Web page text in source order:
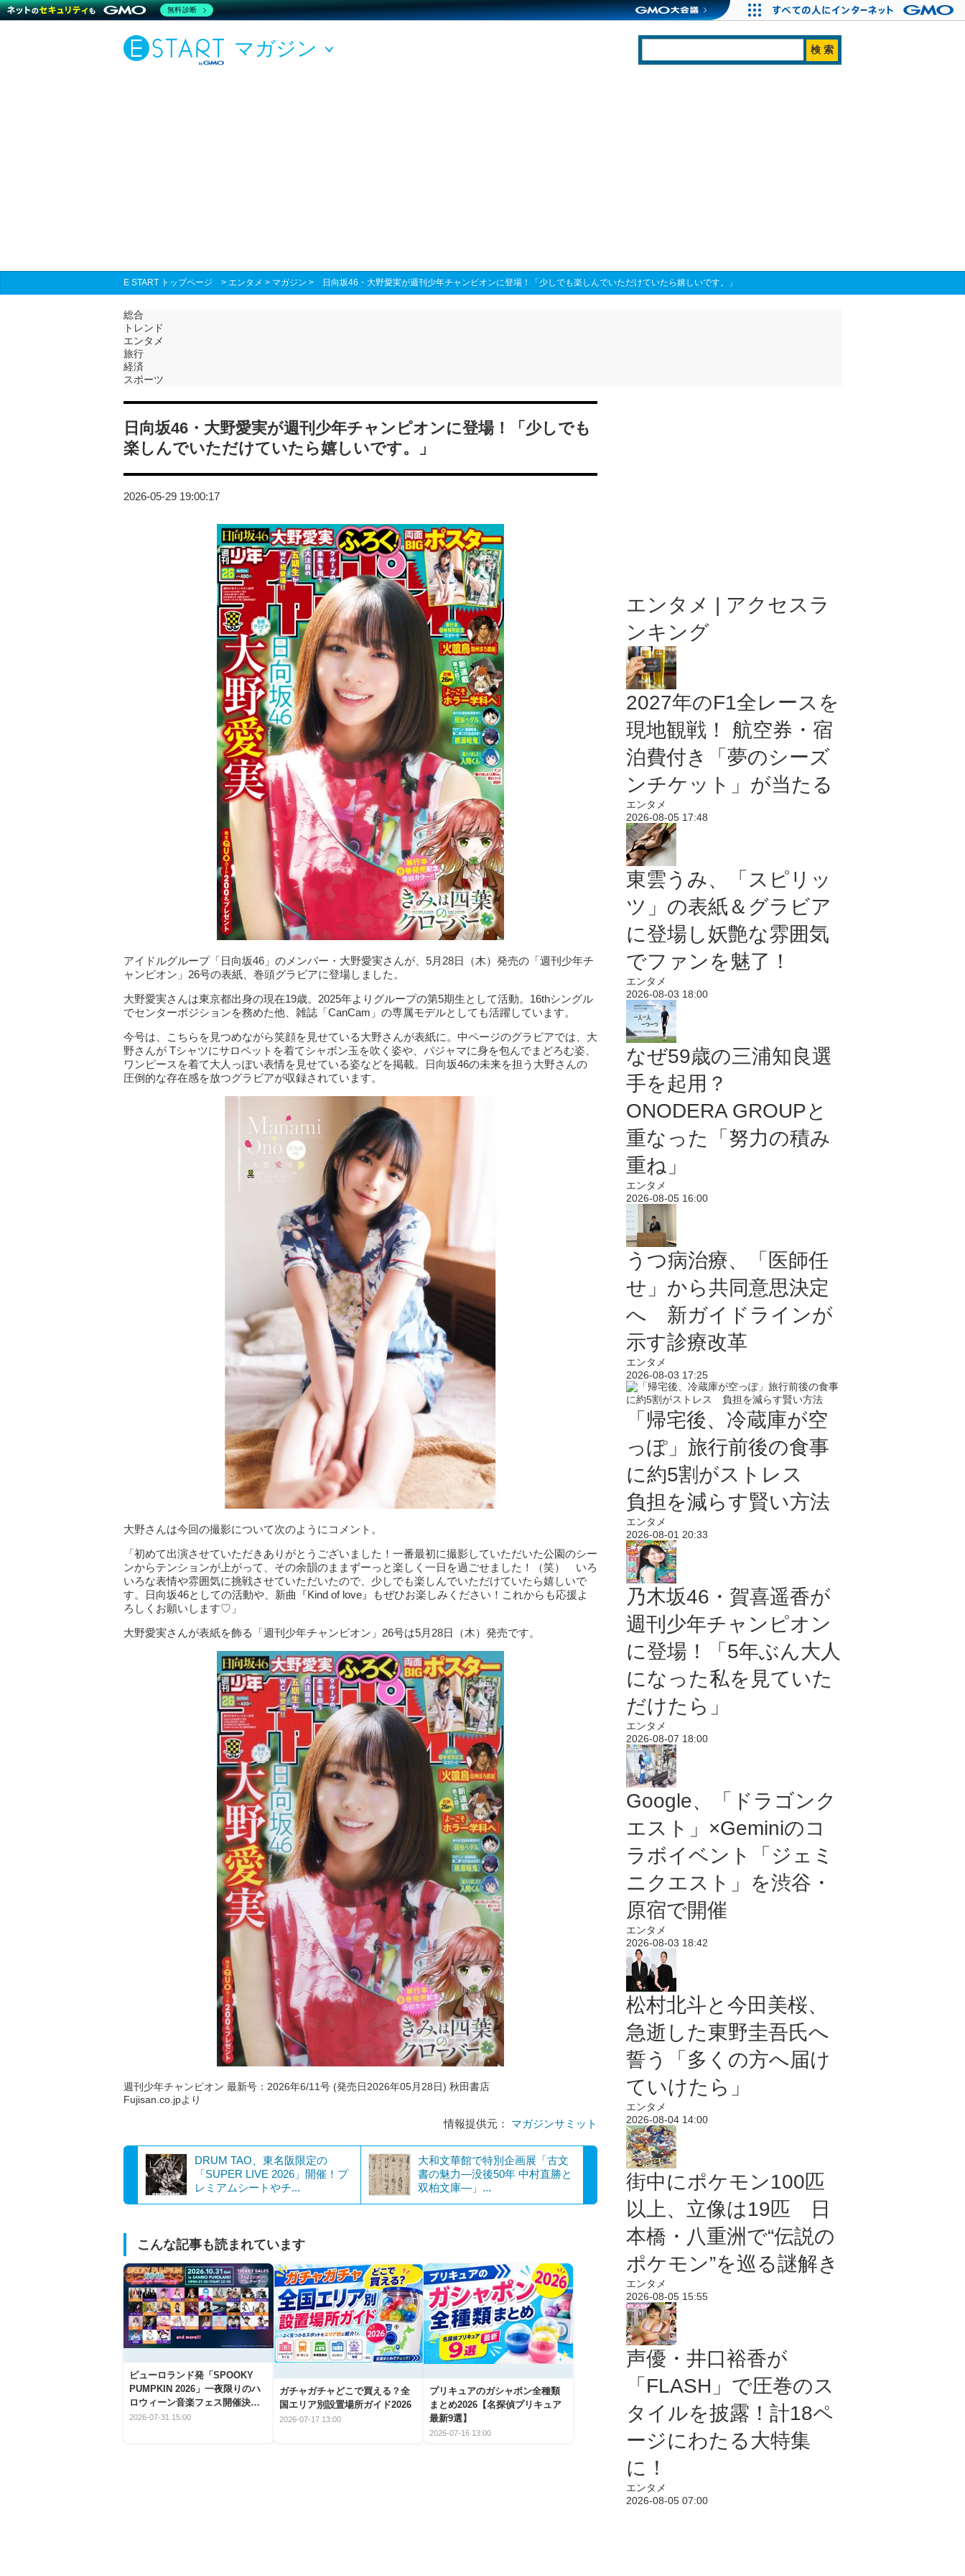
マガジン
E START トップページ > エンタメ > マガジン > 日向坂46・大野愛実が週刊少年チャンピオンに登場！「少しでも楽しんでいただけていたら嬉しいです。」
総合
トレンド
エンタメ
旅行
経済
スポーツ
日向坂46・大野愛実が週刊少年チャンピオンに登場！「少しでも
楽しんでいただけていたら嬉しいです。」
2026-05-29 19:00:17
アイドルグループ「日向坂46」のメンバー・大野愛実さんが、5月28日（木）発売の「週刊少年チ
ャンピオン」26号の表紙、巻頭グラビアに登場しました。
大野愛実さんは東京都出身の現在19歳。2025年よりグループの第5期生として活動。16thシングル
でセンターポジションを務めた他、雑誌「CanCam」の専属モデルとしても活躍しています。
今号は、こちらを見つめながら笑顔を見せている大野さんが表紙に。中ページのグラビアでは、大
野さんが Tシャツにサロペットを着てシャボン玉を吹く姿や、パジャマに身を包んでまどろむ姿、
ワンピースを着て大人っぽい表情を見せている姿などを掲載。日向坂46の未来を担う大野さんの
圧倒的な存在感を放つグラビアが収録されています。
大野さんは今回の撮影について次のようにコメント。
「初めて出演させていただきありがとうございました！一番最初に撮影していただいた公園のシー
ンからテンションが上がって、その余韻のままずーっと楽しく一日を過ごせました！（笑） いろ
いろな表情や雰囲気に挑戦させていただいたので、少しでも楽しんでいただけていたら嬉しいで
す。日向坂46としての活動や、新曲『Kind of love』もぜひお楽しみください！これからも応援よ
ろしくお願いします♡」
大野愛実さんが表紙を飾る「週刊少年チャンピオン」26号は5月28日（木）発売です。
週刊少年チャンピオン 最新号：2026年6/11号 (発売日2026年05月28日) 秋田書店
Fujisan.co.jpより
情報提供元： マガジンサミット
DRUM TAO、東名阪限定の
「SUPER LIVE 2026」開催！プ
レミアムシートやチ...
大和文華館で特別企画展「古文
書の魅力―没後50年 中村直勝と
双柏文庫―」...
こんな記事も読まれています
ピューロランド発「SPOOKY
PUMPKIN 2026」一夜限りのハ
ロウィーン音楽フェス開催決
定！
2026-07-31 15:00
ガチャガチャどこで買える？全
国エリア別設置場所ガイド2026
2026-07-17 13:00
プリキュアのガシャポン全種類
まとめ2026【名探偵プリキュア
最新9選】
2026-07-16 13:00
エンタメ | アクセスラ
ンキング
2027年のF1全レースを
現地観戦！ 航空券・宿
泊費付き「夢のシーズ
ンチケット」が当たる
エンタメ
2026-08-05 17:48
東雲うみ、「スピリッ
ツ」の表紙＆グラビア
に登場し妖艶な雰囲気
でファンを魅了！
エンタメ
2026-08-03 18:00
なぜ59歳の三浦知良選
手を起用？
ONODERA GROUPと
重なった「努力の積み
重ね」
エンタメ
2026-08-05 16:00
うつ病治療、「医師任
せ」から共同意思決定
へ 新ガイドラインが
示す診療改革
エンタメ
2026-08-03 17:25
「帰宅後、冷蔵庫が空
っぽ」旅行前後の食事
に約5割がストレス
負担を減らす賢い方法
エンタメ
2026-08-01 20:33
乃木坂46・賀喜遥香が
週刊少年チャンピオン
に登場！「5年ぶん大人
になった私を見ていた
だけたら」
エンタメ
2026-08-07 18:00
Google、「ドラゴンク
エスト」×Geminiのコ
ラボイベント「ジェミ
ニクエスト」を渋谷・
原宿で開催
エンタメ
2026-08-03 18:42
松村北斗と今田美桜、
急逝した東野圭吾氏へ
誓う「多くの方へ届け
ていけたら」
エンタメ
2026-08-04 14:00
街中にポケモン100匹
以上、立像は19匹 日
本橋・八重洲で“伝説の
ポケモン”を巡る謎解き
エンタメ
2026-08-05 15:55
声優・井口裕香が
「FLASH」で圧巻のス
タイルを披露！計18ペ
ージにわたる大特集
に！
エンタメ
2026-08-05 07:00
無料診断